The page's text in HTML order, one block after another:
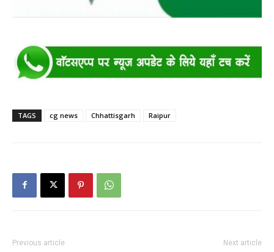
TAGS cg news Chhattisgarh Raipur
Previous article Next article